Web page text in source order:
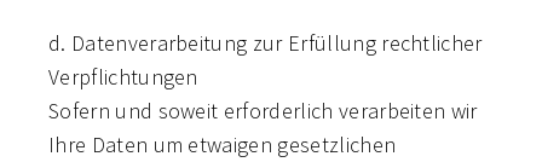
d. Datenverarbeitung zur Erfüllung rechtlicher
Verpflichtungen
Sofern und soweit erforderlich verarbeiten wir
Ihre Daten um etwaigen gesetzlichen